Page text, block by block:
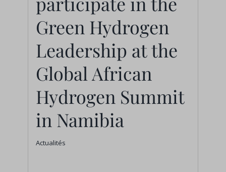
Global African
Hydrogen Summit in
Namibia
Actualités
Green Hydrogen
Leadership at the
Global African
Hydrogen Summit
in Namibia
Actualités